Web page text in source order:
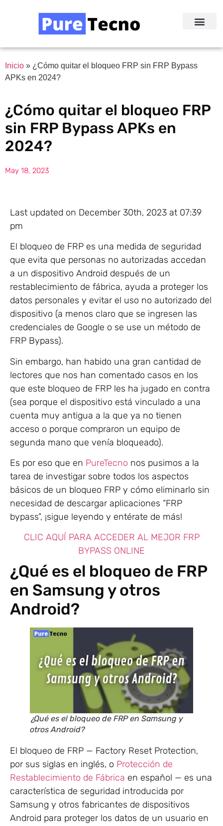
Inicio » ¿Cómo quitar el bloqueo FRP sin FRP Bypass
APKs en 2024?
¿Cómo quitar el bloqueo FRP
sin FRP Bypass APKs en
2024?
May 18, 2023
Last updated on December 30th, 2023 at 07:39
pm
El bloqueo de FRP es una medida de seguridad
que evita que personas no autorizadas accedan
a un dispositivo Android después de un
restablecimiento de fábrica, ayuda a proteger los
datos personales y evitar el uso no autorizado del
dispositivo (a menos claro que se ingresen las
credenciales de Google o se use un método de
FRP Bypass).
Sin embargo, han habido una gran cantidad de
lectores que nos han comentado casos en los
que este bloqueo de FRP les ha jugado en contra
(sea porque el dispositivo está vinculado a una
cuenta muy antigua a la que ya no tienen
acceso o porque compraron un equipo de
segunda mano que venía bloqueado).
Es por eso que en PureTecno nos pusimos a la
tarea de investigar sobre todos los aspectos
básicos de un bloqueo FRP y cómo eliminarlo sin
necesidad de descargar aplicaciones “FRP
bypass”, ¡sigue leyendo y entérate de más!
CLIC AQUÍ PARA ACCEDER AL MEJOR FRP
BYPASS ONLINE
¿Qué es el bloqueo de FRP
en Samsung y otros
Android?
¿Qué es el bloqueo de FRP en Samsung y
otros Android?
El bloqueo de FRP — Factory Reset Protection,
por sus siglas en inglés, o Protección de
Restablecimiento de Fábrica en español — es una
característica de seguridad introducida por
Samsung y otros fabricantes de dispositivos
Android para proteger los datos de un usuario en